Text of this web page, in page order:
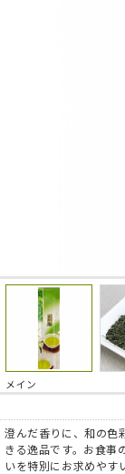
メイン
澄んだ香りに、和の色
きる逸品です。お食事
いを特別にお求めやす